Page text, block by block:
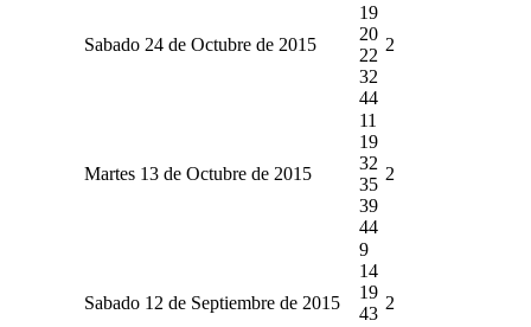
Sabado 24 de Octubre de 2015
19
20
22
32
44
2
Martes 13 de Octubre de 2015
11
19
32
35
39
44
2
Sabado 12 de Septiembre de 2015
9
14
19
43
2